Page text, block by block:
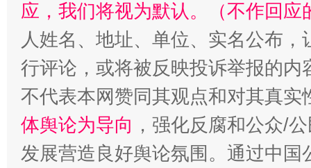
招工难、用工荒背后
应，我们将视为默认。（不作回应
人姓名、地址、单位、实名公布
行评论，或将被反映投诉举报的
不代表本网赞同其观点和对其真实
体舆论为导向 ，强化反腐和公众/
发展营造良好舆论氛围。通过中